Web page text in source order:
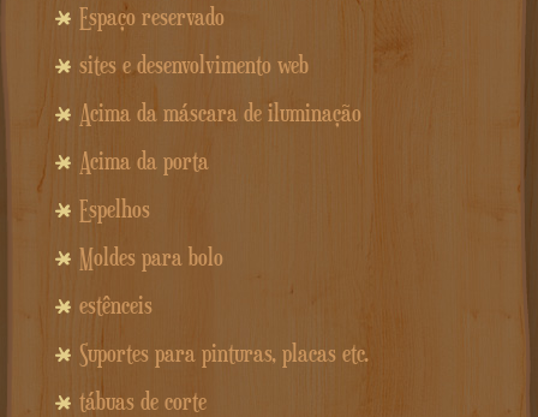
Espaço reservado
sites e desenvolvimento web
Acima da máscara de iluminação
Acima da porta
Espelhos
Moldes para bolo
estênceis
Suportes para pinturas, placas etc.
tábuas de corte